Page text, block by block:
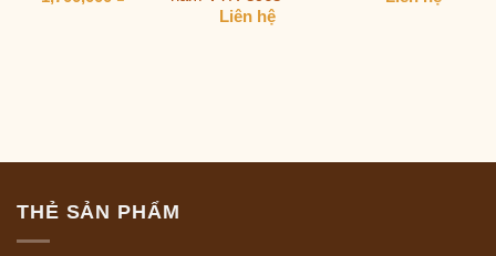
Liên hệ
THẺ SẢN PHẨM